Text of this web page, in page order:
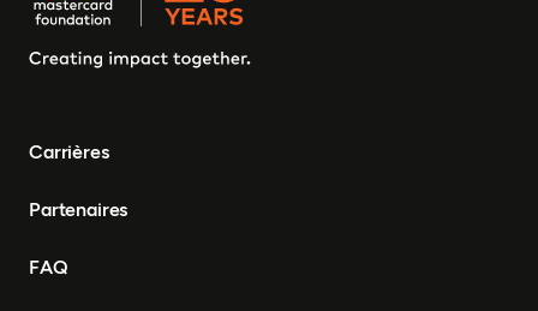
Carrières
Partenaires
FAQ